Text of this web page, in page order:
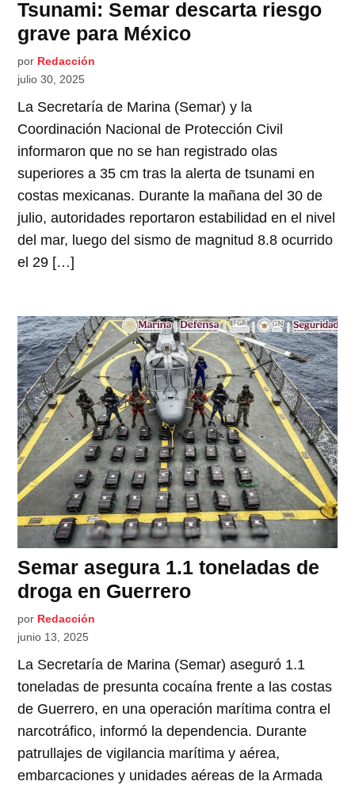
Tsunami: Semar descarta riesgo
grave para México
por Redacción
julio 30, 2025
La Secretaría de Marina (Semar) y la
Coordinación Nacional de Protección Civil
informaron que no se han registrado olas
superiores a 35 cm tras la alerta de tsunami en
costas mexicanas. Durante la mañana del 30 de
julio, autoridades reportaron estabilidad en el nivel
del mar, luego del sismo de magnitud 8.8 ocurrido
el 29 […]
Semar asegura 1.1 toneladas de
droga en Guerrero
por Redacción
junio 13, 2025
La Secretaría de Marina (Semar) aseguró 1.1
toneladas de presunta cocaína frente a las costas
de Guerrero, en una operación marítima contra el
narcotráfico, informó la dependencia. Durante
patrullajes de vigilancia marítima y aérea,
embarcaciones y unidades aéreas de la Armada